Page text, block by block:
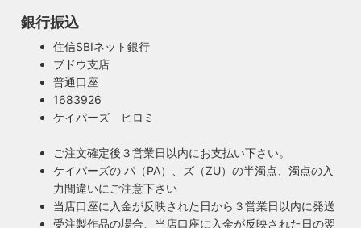
暮らしを照らす名脇役・こだわりのヴィンテー
ジスタイル
計がダサいとイマイチ決まらない。住宅や店舗も同じく照明
がダサいだけでせっかくの良い建築やインテリアも台無しで
す。ハイロミドットコムがこだわるのは、旧き良きアメリカ
のインテリアや工業製品の重厚感やゴージャスさ。それでい
て飽きの来ない無垢さや素朴さを追求したヴィンテージスタ
安心のPSE適合照明・電気用品安全法の遵守
ハイロミドットコムで販売する照明は１点残らずPSE検査に
合格した照明です。製造後や出荷前に検査を行うため、当店
の古い照明も安心してお使い頂けます。当店は製造事業者と
して近畿経済産業局へ特定電気用品以外の電気用品の製造事
業者として届出を行っております。
銀行振込
住信SBIネット銀行
ブドウ支店
普通口座
1683926
ケイパーズ ヒロミ
ご注文確定後３営業日以内にお支払い下さい。
ケイパーズの パ（PA）、ズ（ZU）の半濁点、濁点の入
力間違いにご注意下さい
当店口座に入金が反映された日から３営業日以内に発送
受注製作品の場合、当店口座に入金が反映された日の翌